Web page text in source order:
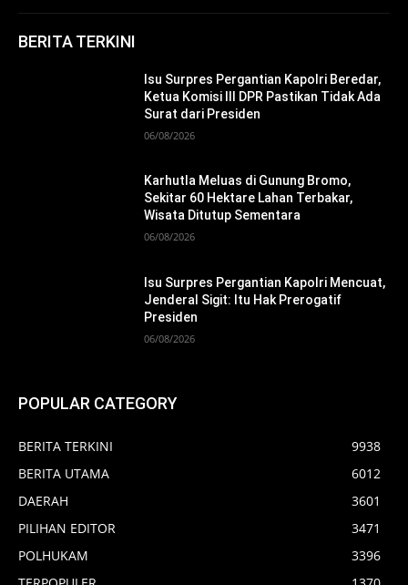
BERITA TERKINI
Isu Surpres Pergantian Kapolri Beredar,
Ketua Komisi III DPR Pastikan Tidak Ada
Surat dari Presiden
06/08/2026
Karhutla Meluas di Gunung Bromo,
Sekitar 60 Hektare Lahan Terbakar,
Wisata Ditutup Sementara
06/08/2026
Isu Surpres Pergantian Kapolri Mencuat,
Jenderal Sigit: Itu Hak Prerogatif
Presiden
06/08/2026
POPULAR CATEGORY
BERITA TERKINI
9938
BERITA UTAMA
6012
DAERAH
3601
PILIHAN EDITOR
3471
POLHUKAM
3396